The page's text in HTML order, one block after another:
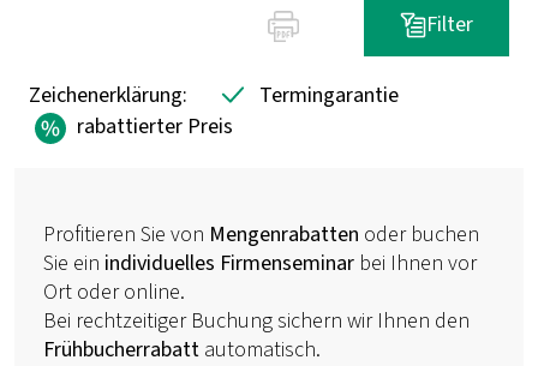
Filter
Zeichenerklärung:
Termingarantie
rabattierter Preis
Profitieren Sie von Mengenrabatten oder buchen
Sie ein individuelles Firmenseminar bei Ihnen vor
Ort oder online.
Bei rechtzeitiger Buchung sichern wir Ihnen den
Frühbucherrabatt automatisch.